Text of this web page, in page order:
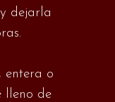
dejarla
entera o
lleno de